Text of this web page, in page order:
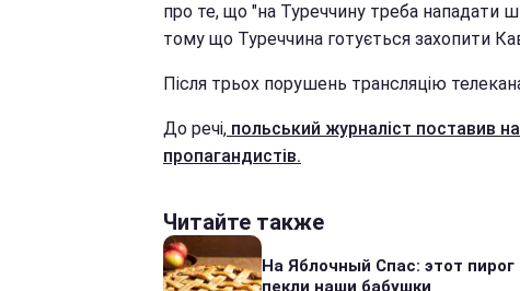
про те, що "на Туреччину треба нападати
тому що Туреччина готується захопити
Після трьох порушень трансляцію
До речі, польський журналіст поставив
пропагандистів.
Читайте также
На Яблочный Спас: этот пирог
пекли наши бабушки